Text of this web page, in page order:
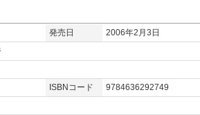
発売日
2006年2月3日
ISBNコード
9784636292749